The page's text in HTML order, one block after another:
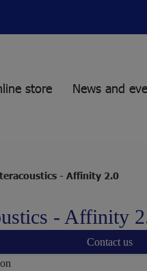
store News and
- Affinity 2.0
- Affinity
Contact us